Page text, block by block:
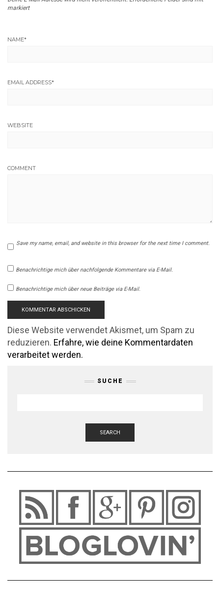
markiert
NAME*
EMAIL ADDRESS*
WEBSITE
COMMENT
Save my name, email, and website in this browser for the next time I comment.
Benachrichtige mich über nachfolgende Kommentare via E-Mail.
Benachrichtige mich über neue Beiträge via E-Mail.
Diese Website verwendet Akismet, um Spam zu
reduzieren. Erfahre, wie deine Kommentardaten
verarbeitet werden.
SUCHE
SEARCH